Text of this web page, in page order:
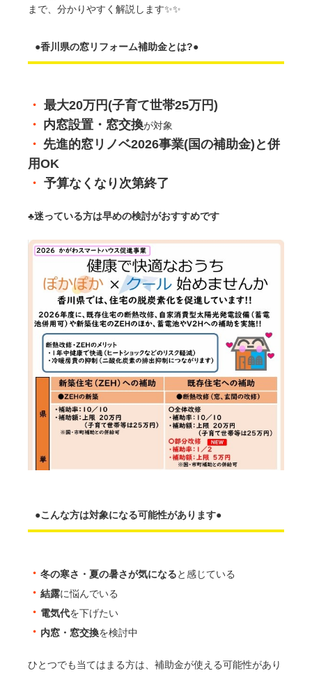
まで、分かりやすく解説します✨✨
●香川県の窓リフォーム補助金とは?●
・ 最大20万円(子育て世帯25万円)
・ 内窓設置・窓交換が対象
・ 先進的窓リノベ2026事業(国の補助金)と併
用OK
・ 予算なくなり次第終了
♣️迷っている方は早めの検討がおすすめです
●こんな方は対象になる可能性があります●
・ 冬の寒さ・夏の暑さが気になると感じている
・ 結露に悩んでいる
・ 電気代を下げたい
・ 内窓・窓交換を検討中
ひとつでも当てはまる方は、補助金が使える可能性があり